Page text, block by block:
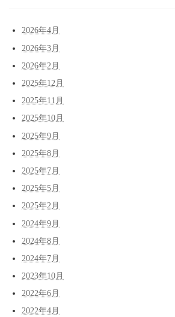
2026年4月
2026年3月
2026年2月
2025年12月
2025年11月
2025年10月
2025年9月
2025年8月
2025年7月
2025年5月
2025年2月
2024年9月
2024年8月
2024年7月
2023年10月
2022年6月
2022年4月